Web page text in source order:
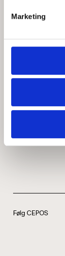
Marketing
Hvem er
Medarbejdere
Følg CEPOS